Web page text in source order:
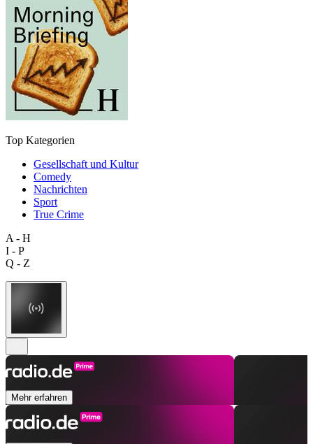
Top Kategorien
Gesellschaft und Kultur
Comedy
Nachrichten
Sport
True Crime
A - H
I - P
Q - Z
Mehr erfahren